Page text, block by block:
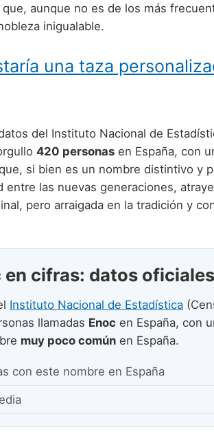
aunque no es de los más
inigualable.
una taza
del Instituto Nacional de
420 personas en España, con
si bien es un nombre distintivo y
entre las nuevas generaciones,
pero arraigada en la tradición y
en cifras: datos
Instituto Nacional de Estadística
llamadas Enoc en España, con
muy poco común en España.
con este nombre en España